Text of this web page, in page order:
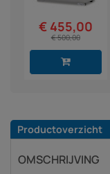
€ 455,00
€ 500,00
Productoverzicht
OMSCHRIJVING